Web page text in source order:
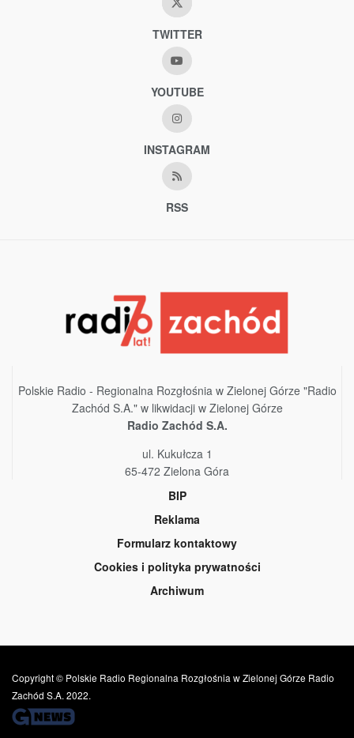
TWITTER
YOUTUBE
INSTAGRAM
RSS
Polskie Radio - Regionalna Rozgłośnia w Zielonej Górze "Radio
Zachód S.A." w likwidacji w Zielonej Górze
Radio Zachód S.A.
ul. Kukułcza 1
65-472 Zielona Góra
BIP
Reklama
Formularz kontaktowy
Cookies i polityka prywatności
Archiwum
Copyright © Polskie Radio Regionalna Rozgłośnia w Zielonej Górze Radio
Zachód S.A. 2022.